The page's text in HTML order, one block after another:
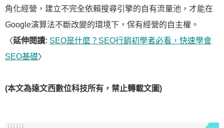
角化經營，建立不完全依賴搜尋引擎的自有流量池，才能在
Google演算法不斷改變的環境下，保有經營的自主權。
〈延伸閱讀: SEO是什麼？SEO行銷初學者必看，快速學會
SEO基礎〉
(本文為達文西數位科技所有，禁止轉載文圖)